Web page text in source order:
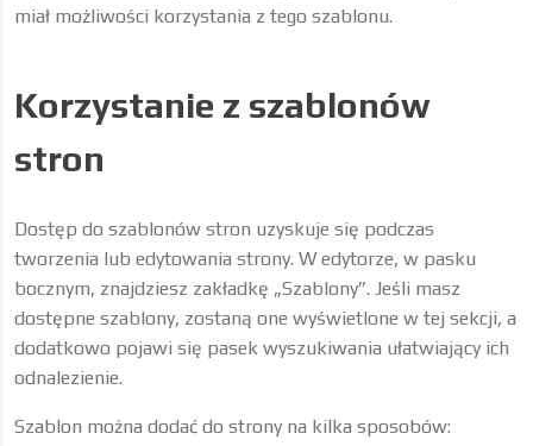
miał możliwości korzystania z tego szablonu.
Korzystanie z szablonów
stron
Dostęp do szablonów stron uzyskuje się podczas
tworzenia lub edytowania strony. W edytorze, w pasku
bocznym, znajdziesz zakładkę „Szablony”. Jeśli masz
dostępne szablony, zostaną one wyświetlone w tej sekcji, a
dodatkowo pojawi się pasek wyszukiwania ułatwiający ich
odnalezienie.
Szablon można dodać do strony na kilka sposobów: